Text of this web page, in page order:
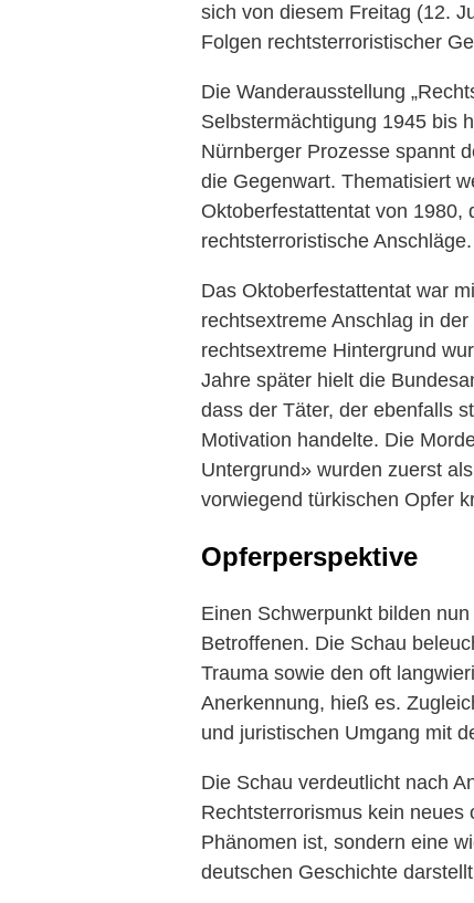
sich von diesem Freitag (12.
Folgen rechtsterroristischer
Die Wanderausstellung
Selbstermächtigung 1945 bis
Nürnberger Prozesse spannt
die Gegenwart. Thematisiert
Oktoberfestattentat von 1980,
rechtsterroristische Anschläge.
Das Oktoberfestattentat war
rechtsextreme Anschlag in
rechtsextreme Hintergrund
Jahre später hielt die
dass der Täter, der ebenfalls
Motivation handelte. Die
Untergrund» wurden zuerst
vorwiegend türkischen Opfer
Opferperspektive
Einen Schwerpunkt bilden
Betroffenen. Die Schau
Trauma sowie den oft
Anerkennung, hieß es.
und juristischen Umgang mit
Die Schau verdeutlicht nach
Rechtsterrorismus kein
Phänomen ist, sondern eine
deutschen Geschichte